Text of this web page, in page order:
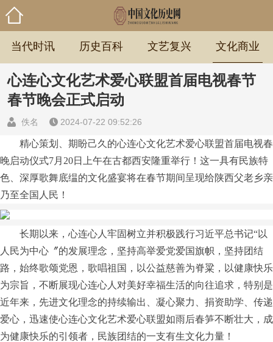
当代时讯 历史百科 文艺复兴 文化商业
心连心文化艺术爱心联盟首届电视春节
春节晚会正式启动
佚名 2024-07-22 09:52:26
精心策划、期盼己久的心连心文化艺术爱心联盟首届电视春
晚启动仪式7月20日上午在古都西安隆重举行！这一具有民族特
色、深厚歌舞底缊的文化盛宴将在春节期间呈现给陕西父老乡亲
乃至全国人民！
长期以来，心连心人牢固树立并积极践行习近平总书记“以
人民为中心〞的发展理念，坚持高举爱党爱国旗帜，坚持团结
路，始终歌颂党恩，歌唱祖国，以公益慈善为脊粱，以健康快乐
为宗旨，不断展现心连心人对美好幸福生活的向往追求，特别是
近年来，先进文化理念的持续输出、凝心聚力、捐资助学、传递
爱心，迅速使心连心文化艺术爱心联盟如雨后春笋不断壮大，成
为健康快乐的引领者，民族团结的一支有生文化力量！